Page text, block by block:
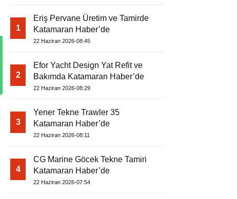
1
Eriş Pervane Üretim ve Tamirde
Katamaran Haber’de
22 Haziran 2026-08:45
2
Efor Yacht Design Yat Refit ve
Bakımda Katamaran Haber’de
22 Haziran 2026-08:29
3
Yener Tekne Trawler 35
Katamaran Haber’de
22 Haziran 2026-08:11
4
CG Marine Göcek Tekne Tamiri
Katamaran Haber’de
22 Haziran 2026-07:54